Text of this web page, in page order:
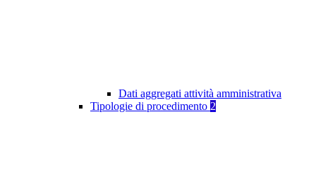
Dati aggregati attività amministrativa
Tipologie di procedimento 2